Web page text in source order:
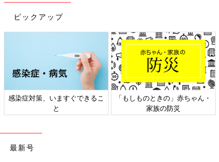
ピックアップ
感染症対策、いますぐできるこ
と
「もしものときの」赤ちゃん・
家族の防災
最新号